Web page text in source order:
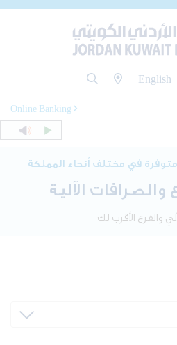
English
Online Banking
متوفرة في مختلف أنحاء المملكة
والصرافات الآلية
والفرع الأقرب لك